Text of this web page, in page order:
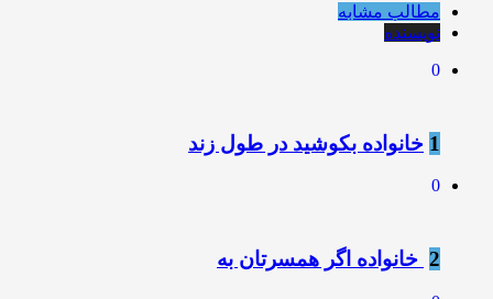
مطالب مشابه
نویسنده
0
1 خانواده بکوشید در طول زند
0
2 ‍ خانواده اگر همسرتان به